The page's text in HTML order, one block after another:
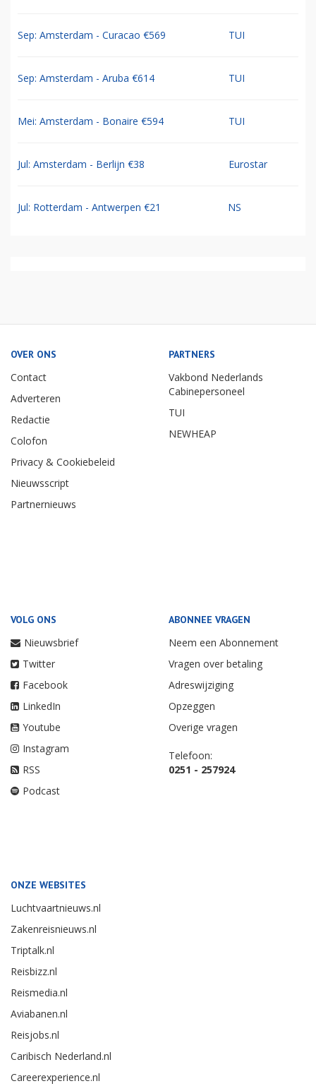
Sep: Amsterdam - Curacao €569 TUI
Sep: Amsterdam - Aruba €614 TUI
Mei: Amsterdam - Bonaire €594 TUI
Jul: Amsterdam - Berlijn €38 Eurostar
Jul: Rotterdam - Antwerpen €21 NS
OVER ONS
Contact
Adverteren
Redactie
Colofon
Privacy & Cookiebeleid
Nieuwsscript
Partnernieuws
PARTNERS
Vakbond Nederlands
Cabinepersoneel
TUI
NEWHEAP
VOLG ONS
Nieuwsbrief
Twitter
Facebook
LinkedIn
Youtube
Instagram
RSS
Podcast
ABONNEE VRAGEN
Neem een Abonnement
Vragen over betaling
Adreswijziging
Opzeggen
Overige vragen
Telefoon:
0251 - 257924
ONZE WEBSITES
Luchtvaartnieuws.nl
Zakenreisnieuws.nl
Triptalk.nl
Reisbizz.nl
Reismedia.nl
Aviabanen.nl
Reisjobs.nl
Caribisch Nederland.nl
Careerexperience.nl